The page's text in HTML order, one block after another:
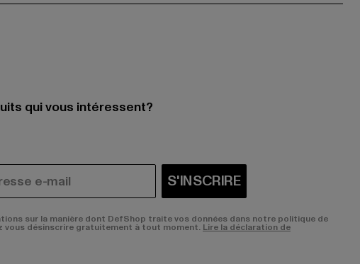
qui vous intéressent?
S'INSCRIRE
sur la manière dont DefShop traite vos données dans notre politique de
vous désinscrire gratuitement à tout moment. Lire la déclaration de